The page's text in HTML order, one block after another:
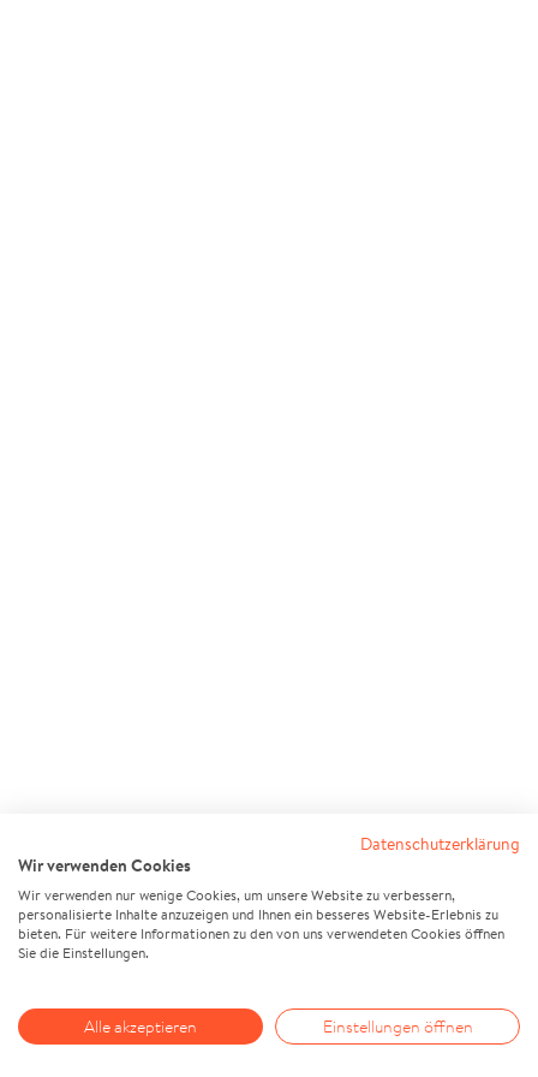
Datenschutzerklärung
Wir verwenden Cookies
Wir verwenden nur wenige Cookies, um unsere Website zu verbessern,
personalisierte Inhalte anzuzeigen und Ihnen ein besseres Website-Erlebnis zu
bieten. Für weitere Informationen zu den von uns verwendeten Cookies öffnen
Sie die Einstellungen.
Alle akzeptieren Einstellungen öffnen